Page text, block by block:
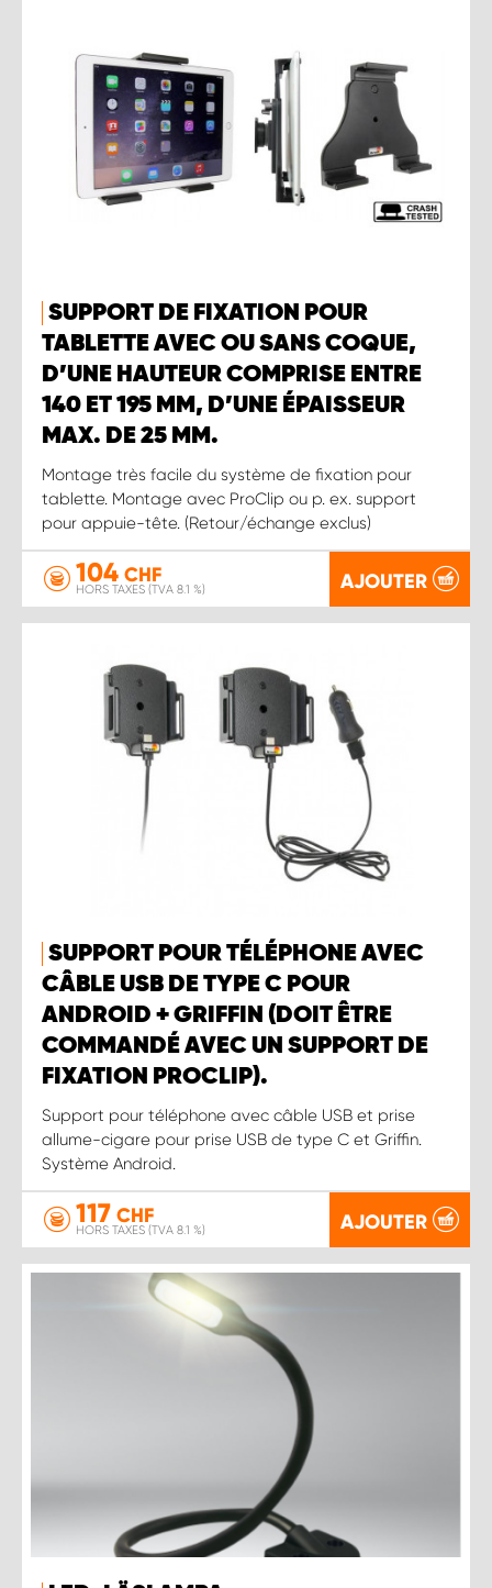
SUPPORT DE FIXATION POUR
TABLETTE AVEC OU SANS COQUE,
D’UNE HAUTEUR COMPRISE ENTRE
140 ET 195 MM, D’UNE ÉPAISSEUR
MAX. DE 25 MM.
Montage très facile du système de fixation pour
tablette. Montage avec ProClip ou p. ex. support
pour appuie-tête. (Retour/échange exclus)
104 CHF
HORS TAXES (TVA 8.1 %) AJOUTER
SUPPORT POUR TÉLÉPHONE AVEC
CÂBLE USB DE TYPE C POUR
ANDROID + GRIFFIN (DOIT ÊTRE
COMMANDÉ AVEC UN SUPPORT DE
FIXATION PROCLIP).
Support pour téléphone avec câble USB et prise
allume-cigare pour prise USB de type C et Griffin.
Système Android.
117 CHF
HORS TAXES (TVA 8.1 %) AJOUTER